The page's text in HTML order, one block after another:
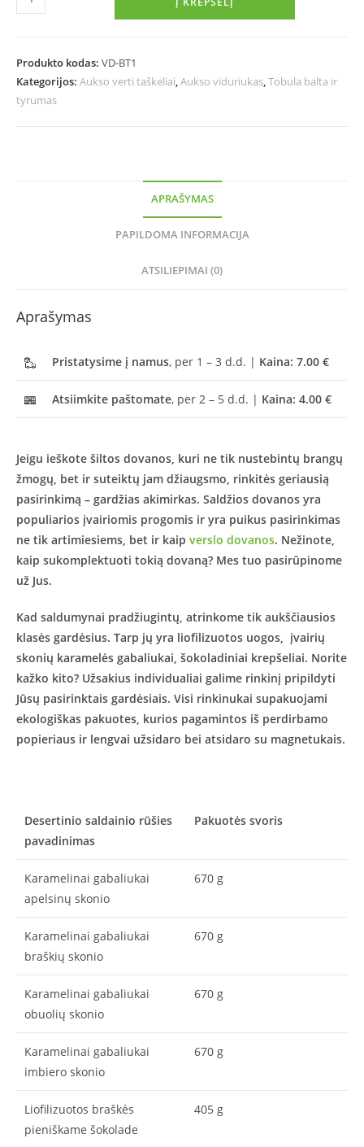
Produkto kodas: VD-BT1
Kategorijos: Aukso verti taškeliai,Aukso viduriukas,Tobula balta ir
tyrumas
APRAŠYMAS
PAPILDOMA INFORMACIJA
ATSILIEPIMAI (0)
Aprašymas
Pristatysime į namus, per 1 – 3 d.d. | Kaina: 7.00 €
Atsiimkite paštomate, per 2 – 5 d.d. | Kaina: 4.00 €
Jeigu ieškote šiltos dovanos, kuri ne tik nustebintų brangų
žmogų, bet ir suteiktų jam džiaugsmo, rinkitės geriausią
pasirinkimą – gardžias akimirkas. Saldžios dovanos yra
populiarios įvairiomis progomis ir yra puikus pasirinkimas
ne tik artimiesiems, bet ir kaip verslo dovanos. Nežinote,
kaip sukomplektuoti tokią dovaną? Mes tuo pasirūpinome
už Jus.
Kad saldumynai pradžiugintų, atrinkome tik aukščiausios
klasės gardėsius. Tarp jų yra liofilizuotos uogos, įvairių
skonių karamelės gabaliukai, šokoladiniai krepšeliai. Norite
kažko kito? Užsakius individualiai galime rinkinį pripildyti
Jūsų pasirinktais gardėsiais. Visi rinkinukai supakuojami
ekologiškas pakuotes, kurios pagamintos iš perdirbamo
popieriaus ir lengvai užsidaro bei atsidaro su magnetukais.
Desertinio saldainio rūšies
pavadinimas
Pakuotės svoris
Karamelinai gabaliukai
apelsinų skonio
670 g
Karamelinai gabaliukai
braškių skonio
670 g
Karamelinai gabaliukai
obuolių skonio
670 g
Karamelinai gabaliukai
imbiero skonio
670 g
Liofilizuotos braškės
pieniškame šokolade
405 g